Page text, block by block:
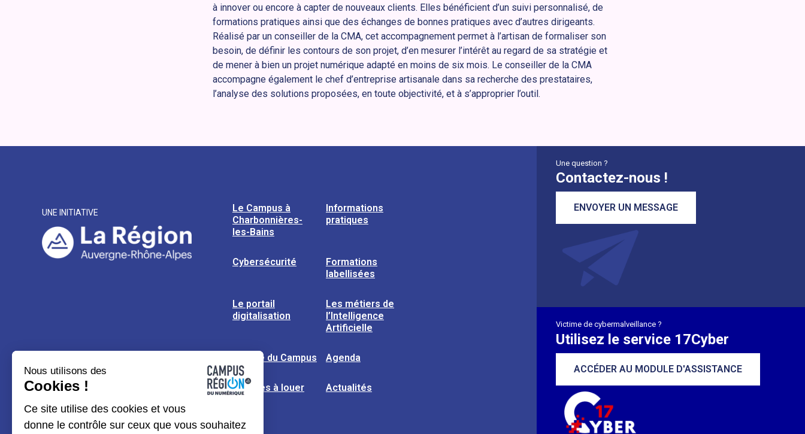
à innover ou encore à capter de nouveaux clients. Elles bénéficient d’un suivi personnalisé, de
formations pratiques ainsi que des échanges de bonnes pratiques avec d’autres dirigeants.
Réalisé par un conseiller de la CMA, cet accompagnement permet à l’artisan de formaliser son
besoin, de définir les contours de son projet, d’en mesurer l’intérêt au regard de sa stratégie et
de mener à bien un projet numérique adapté en moins de six mois. Le conseiller de la CMA
accompagne également le chef d’entreprise artisanale dans sa recherche des prestataires,
l’analyse des solutions proposées, en toute objectivité, et à s’approprier l’outil.
UNE INITIATIVE
Le Campus à
Charbonnières-
les-Bains
Informations
pratiques
Cybersécurité
Formations
labellisées
Le portail
digitalisation
Les métiers de
l’Intelligence
Artificielle
L’usine du Campus Agenda
Espaces à louer Actualités
Une question ?
Contactez-nous !
ENVOYER UN MESSAGE
Victime de cybermalveillance ?
Utilisez le service 17Cyber
ACCÉDER AU MODULE D'ASSISTANCE
Nous utilisons des
Cookies !
Ce site utilise des cookies et vous
donne le contrôle sur ceux que vous souhaitez